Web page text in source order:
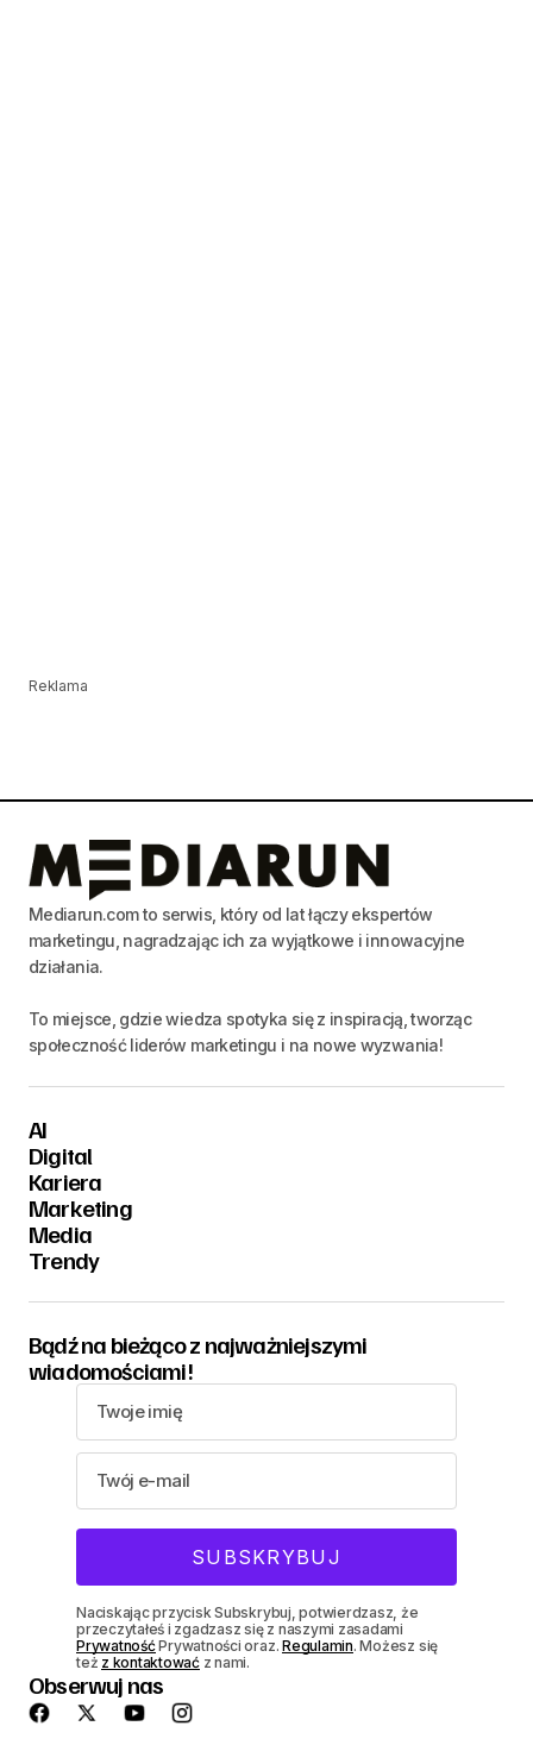
Reklama
Mediarun.com to serwis, który od lat łączy ekspertów
marketingu, nagradzając ich za wyjątkowe i innowacyjne
działania.
To miejsce, gdzie wiedza spotyka się z inspiracją, tworząc
społeczność liderów marketingu i na nowe wyzwania!
AI
Digital
Kariera
Marketing
Media
Trendy
Bądź na bieżąco z najważniejszymi
wiadomościami!
Naciskając przycisk Subskrybuj, potwierdzasz, że
przeczytałeś i zgadzasz się z naszymi zasadami
PrywatnośćPrywatności oraz.Regulamin. Możesz się
też z kontaktowaćz nami.
Obserwuj nas